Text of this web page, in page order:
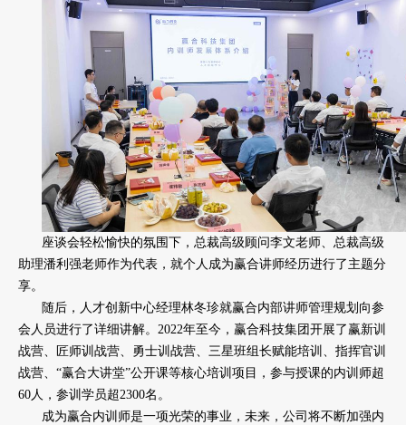
座谈会轻松愉快的氛围下，总裁高级顾问李文老师、总裁高级
助理潘利强老师作为代表，就个人成为赢合讲师经历进行了主题分
享。
随后，人才创新中心经理林冬珍就赢合内部讲师管理规划向参
会人员进行了详细讲解。2022年至今，赢合科技集团开展了赢新训
战营、匠师训战营、勇士训战营、三星班组长赋能培训、指挥官训
战营、“赢合大讲堂”公开课等核心培训项目，参与授课的内训师超
60人，参训学员超2300名。
成为赢合内训师是一项光荣的事业，未来，公司将不断加强内